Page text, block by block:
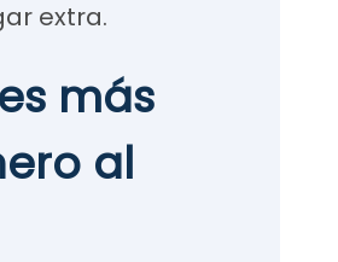
extra.
más
al